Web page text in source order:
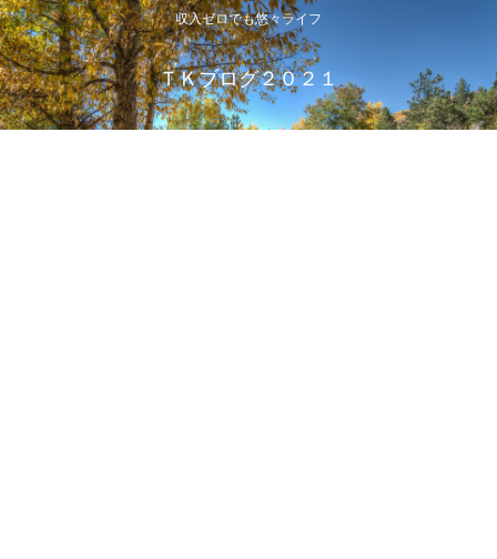
収入ゼロでも悠々ライフ
ＴＫブログ２０２１